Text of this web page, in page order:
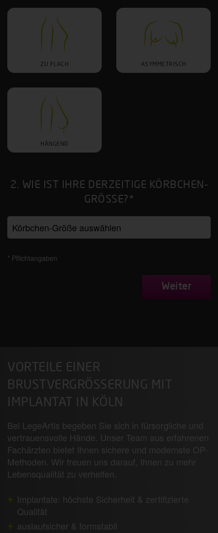
ZU FLACH ASYMMETRISCH
HÄNGEND
2. WIE IST IHRE DERZEITIGE KÖRBCHEN-
GRÖSSE?*
* Pflichtangaben
Weiter
VORTEILE EINER
BRUSTVERGRÖSSERUNG MIT I
MPLANTAT IN KÖLN
Bei LegeArtis begeben Sie sich in fürsorgliche und
vertrauensvolle Hände. Unser Team aus erfahrenen
Fachärzten bietet Ihnen sichere und modernste OP-
Methoden. Wir freuen uns darauf, Ihnen zu mehr
Lebensqualität zu verhelfen.
Implantate: höchste Sicherheit & zertifizierte
Qualität
auslaufsicher & formstabil